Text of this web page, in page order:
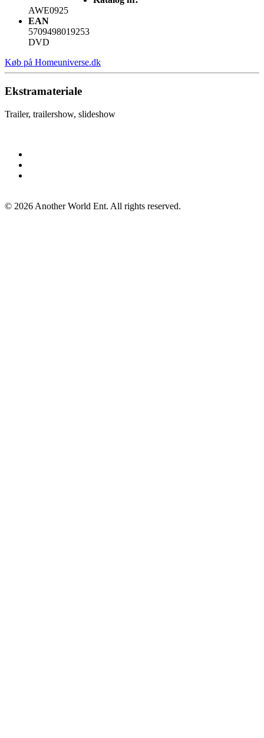
AWE0925
EAN
5709498019253
DVD
Køb på Homeuniverse.dk
Ekstramateriale
Trailer, trailershow, slideshow
© 2026 Another World Ent. All rights reserved.